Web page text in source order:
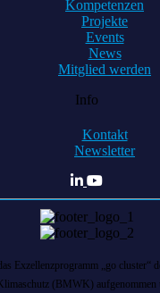
Kompetenzen
Projekte
Events
News
Mitglied werden
Info
Kontakt
Newsletter
Exzellenzprogramm „go cluster“
(BMWK) aufgenommen